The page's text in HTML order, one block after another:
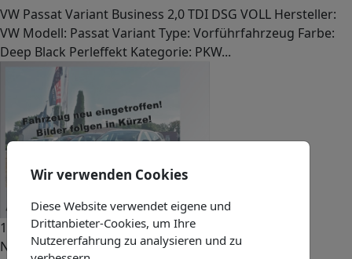
VW Passat Variant Business 2,0 TDI DSG VOLL Hersteller:
VW Modell: Passat Variant Type: Vorführfahrzeug Farbe:
Deep Black Perleffekt Kategorie: PKW...
17 990,00€
Neu
Wir verwenden Cookies
Diese Website verwendet eigene und
Drittanbieter-Cookies, um Ihre
Nutzererfahrung zu analysieren und zu